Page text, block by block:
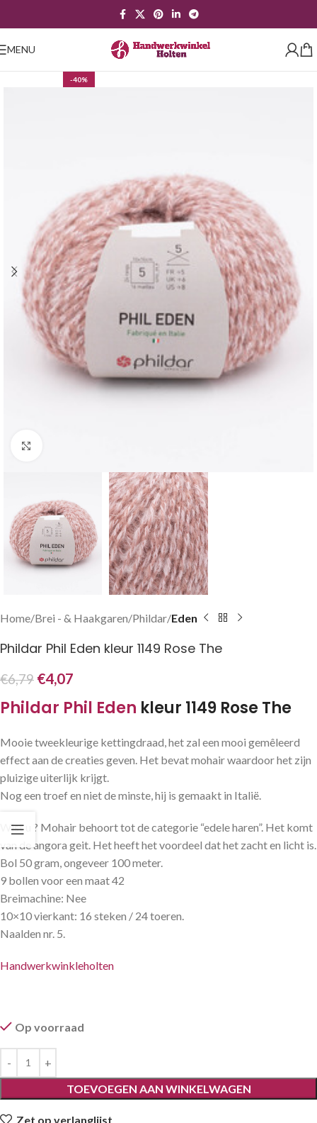
MENU
-40%
Home Brei - & Haakgaren Phildar Eden
Phildar Phil Eden kleur 1149 Rose The
€6,79 €4,07
Phildar Phil Eden kleur 1149 Rose The
Mooie tweekleurige kettingdraad, het zal een mooi gemêleerd
effect aan de creaties geven. Het bevat mohair waardoor het zijn
pluizige uiterlijk krijgt.
Nog een troef en niet de minste, hij is gemaakt in Italië.
Wist u ? Mohair behoort tot de categorie “edele haren”. Het komt
van de angora geit. Het heeft het voordeel dat het zacht en licht is.
Bol 50 gram, ongeveer 100 meter.
9 bollen voor een maat 42
Breimachine: Nee
10×10 vierkant: 16 steken / 24 toeren.
Naalden nr. 5.
Handwerkwinkleholten
Op voorraad
TOEVOEGEN AAN WINKELWAGEN
Zet op verlanglijst